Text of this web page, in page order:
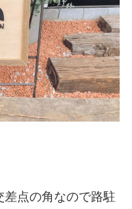
点の角なので路駐